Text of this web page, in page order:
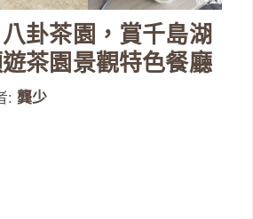
卦茶園，賞千島湖
茶園景觀特色餐廳
: 龔少